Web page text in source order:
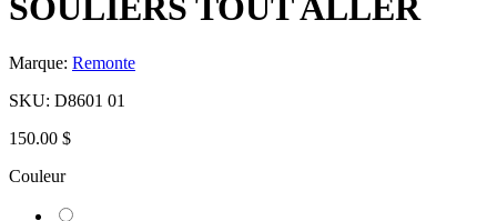
SOULIERS TOUT ALLER
Marque: Remonte
SKU: D8601 01
150.00 $
Couleur